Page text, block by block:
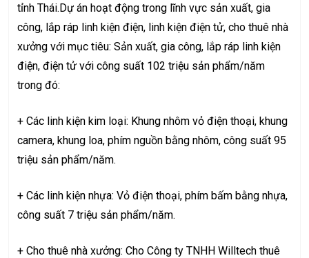
tỉnh Thái.Dự án hoạt động trong lĩnh vực sản xuất, gia
công, lắp ráp linh kiện điện, linh kiện điện tử, cho thuê nhà
xưởng với mục tiêu: Sản xuất, gia công, lắp ráp linh kiện
điện, điện tử với công suất 102 triệu sản phẩm/năm
trong đó:
+ Các linh kiện kim loại: Khung nhôm vỏ điện thoại, khung
camera, khung loa, phím nguồn bằng nhôm, công suất 95
triệu sản phẩm/năm.
+ Các linh kiện nhựa: Vỏ điện thoại, phím bấm bằng nhựa,
công suất 7 triệu sản phẩm/năm.
+ Cho thuê nhà xưởng: Cho Công ty TNHH Willtech thuê